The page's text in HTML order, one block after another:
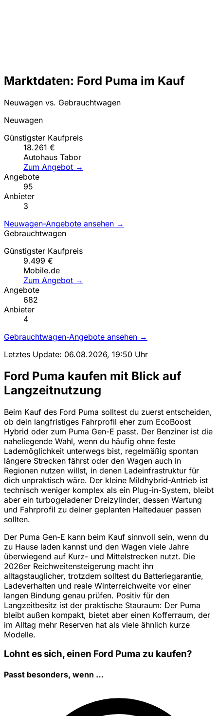
Marktdaten: Ford Puma im Kauf
Neuwagen vs. Gebrauchtwagen
Neuwagen
Günstigster Kaufpreis
18.261 €
Autohaus Tabor
Zum Angebot →
Angebote
95
Anbieter
3
Neuwagen-Angebote ansehen →
Gebrauchtwagen
Günstigster Kaufpreis
9.499 €
Mobile.de
Zum Angebot →
Angebote
682
Anbieter
4
Gebrauchtwagen-Angebote ansehen →
Letztes Update: 06.08.2026, 19:50 Uhr
Ford Puma kaufen mit Blick auf
Langzeitnutzung
Beim Kauf des Ford Puma solltest du zuerst entscheiden,
ob dein langfristiges Fahrprofil eher zum EcoBoost
Hybrid oder zum Puma Gen-E passt. Der Benziner ist die
naheliegende Wahl, wenn du häufig ohne feste
Lademöglichkeit unterwegs bist, regelmäßig spontan
längere Strecken fährst oder den Wagen auch in
Regionen nutzen willst, in denen Ladeinfrastruktur für
dich unpraktisch wäre. Der kleine Mildhybrid-Antrieb ist
technisch weniger komplex als ein Plug-in-System, bleibt
aber ein turbogeladener Dreizylinder, dessen Wartung
und Fahrprofil zu deiner geplanten Haltedauer passen
sollten.
Der Puma Gen-E kann beim Kauf sinnvoll sein, wenn du
zu Hause laden kannst und den Wagen viele Jahre
überwiegend auf Kurz- und Mittelstrecken nutzt. Die
2026er Reichweitensteigerung macht ihn
alltagstauglicher, trotzdem solltest du Batteriegarantie,
Ladeverhalten und reale Winterreichweite vor einer
langen Bindung genau prüfen. Positiv für den
Langzeitbesitz ist der praktische Stauraum: Der Puma
bleibt außen kompakt, bietet aber einen Kofferraum, der
im Alltag mehr Reserven hat als viele ähnlich kurze
Modelle.
Lohnt es sich, einen Ford Puma zu kaufen?
Passt besonders, wenn …